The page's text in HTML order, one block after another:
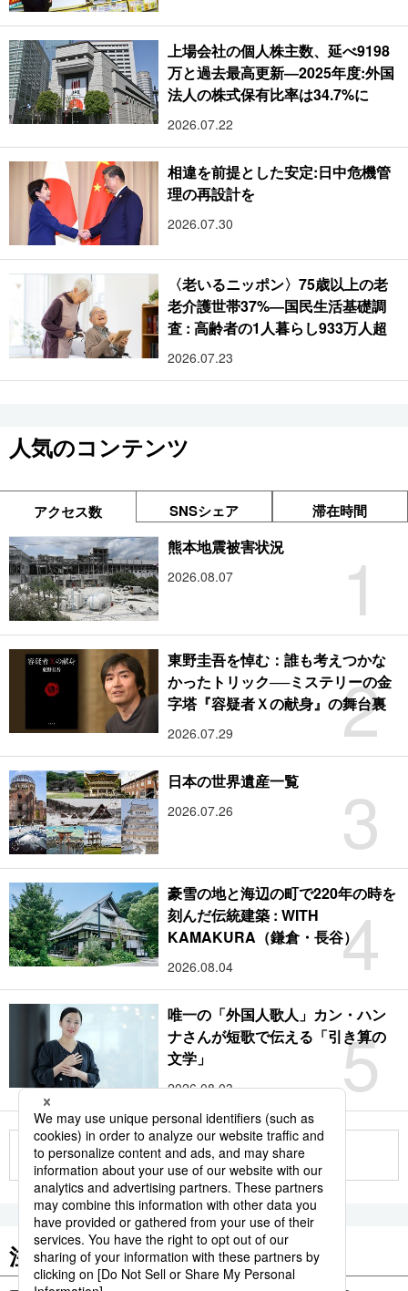
上場会社の個人株主数、延べ9198
万と過去最高更新―2025年度:外国
法人の株式保有比率は34.7%に
2026.07.22
相違を前提とした安定:日中危機管
理の再設計を
2026.07.30
〈老いるニッポン〉75歳以上の老
老介護世帯37%―国民生活基礎調
査 : 高齢者の1人暮らし933万人超
2026.07.23
人気のコンテンツ
アクセス数 SNSシェア 滞在時間
1
熊本地震被害状況
2026.08.07
2
東野圭吾を悼む：誰も考えつかな
かったトリック──ミステリーの金
字塔『容疑者Ｘの献身』の舞台裏
2026.07.29
3
日本の世界遺産一覧
2026.07.26
4
豪雪の地と海辺の町で220年の時を
刻んだ伝統建築 : WITH
KAMAKURA（鎌倉・長谷）
2026.08.04
5
唯一の「外国人歌人」カン・ハン
ナさんが短歌で伝える「引き算の
文学」
2026.08.03
もっと見る
注目のキーワード